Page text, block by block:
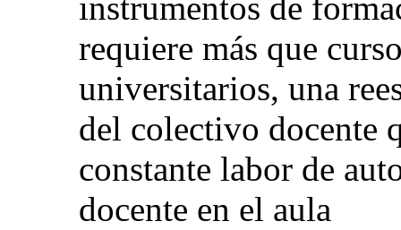
instrumentos de
requiere más que
universitarios, una
del colectivo docente
constante labor de
docente en el aula